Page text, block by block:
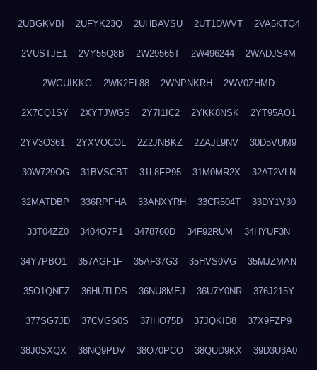
2UBGKVBI 2UFYK23Q 2UHBAVSU 2UT1DWVT 2VA5KTQ4
2VUSTJE1 2VY55Q8B 2W29565T 2W496244 2WADJS4M
2WGUIKKG 2WK2EL88 2WNPNKRH 2WV0ZHMD
2X7CQ1SY 2XYTJWGS 2Y7I1IC2 2YKK8NSK 2YT95AO1
2YV3O361 2YXVOCOL 2Z2JNBKZ 2ZAJL9NV 30D5VUM9
30W729OG 31BVSCBT 31L8FP95 31M0MR2X 32AT2VLN
32MATDBP 336RPFHA 33ANXYRH 33CR504T 33DY1V30
33T04ZZ0 3404O7P1 3478760D 34F92RUM 34HYUF3N
34Y7PBO1 357AGF1F 35AF37G3 35HVS0VG 35MJZMAN
35O1QNFZ 36HUTLDS 36NU8MEJ 36U7Y0NR 376J215Y
377SG7JD 37CVGS0S 37IHO75D 37JQKID8 37X9FZP9
38J0SXQX 38NQ9PDV 38O70PCO 38QUD9KX 39D3U3A0